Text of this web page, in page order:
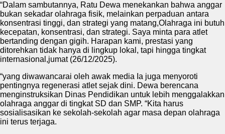
“Dalam sambutannya, Ratu Dewa menekankan bahwa anggar
bukan sekadar olahraga fisik, melainkan perpaduan antara
konsentrasi tinggi, dan strategi yang matang,Olahraga ini butuh
kecepatan, konsentrasi, dan strategi. Saya minta para atlet
bertanding dengan gigih. Harapan kami, prestasi yang
ditorehkan tidak hanya di lingkup lokal, tapi hingga tingkat
internasional,jumat (26/12/2025).
“yang diwawancarai oleh awak media Ia juga menyoroti
pentingnya regenerasi atlet sejak dini. Dewa berencana
menginstruksikan Dinas Pendidikan untuk lebih menggalakkan
olahraga anggar di tingkat SD dan SMP. “Kita harus
sosialisasikan ke sekolah-sekolah agar masa depan olahraga
ini terus terjaga.